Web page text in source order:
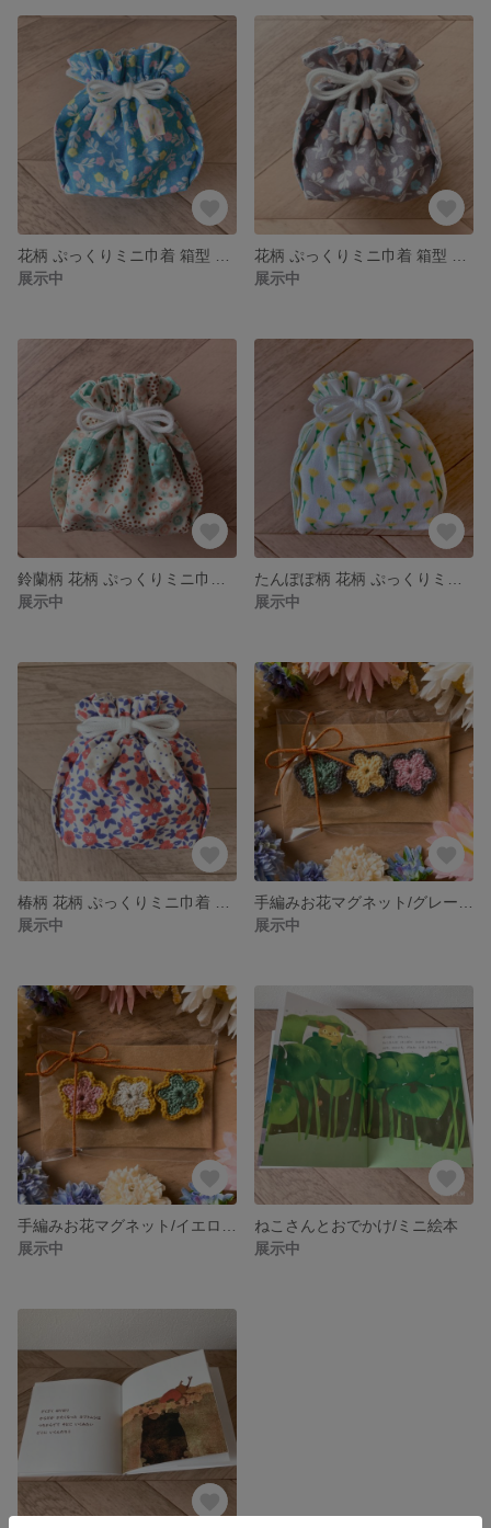
展示中
展示中
展示中
展示中
展示中
展示中
展示中
ねこさんとおでかけ/ミニ絵本
展示中